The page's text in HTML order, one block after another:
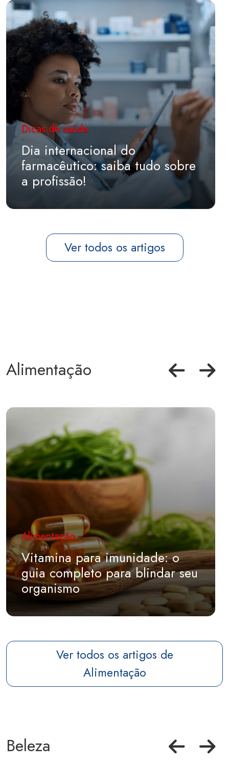
Dicas de saúde
Dia internacional do
farmacêutico: saiba tudo sobre
a profissão!
Ver todos os artigos
Alimentação
Alimentação
Vitamina para imunidade: o
guia completo para blindar seu
organismo
Ver todos os artigos de
Alimentação
Beleza